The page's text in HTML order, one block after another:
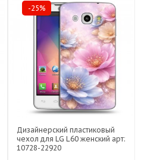
-25%
Дизайнерский пластиковый
чехол для LG L60 женский арт:
10728-22920